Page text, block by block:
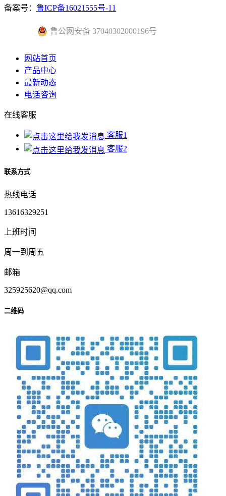
备案号： 鲁ICP备16021555号-11
鲁公网安备 37040302000196号
网站首页
产品中心
最新动态
电话咨询
在线客服
客服1
客服2
联系方式
热线电话
13616329251
上班时间
周一到周五
邮箱
325925620@qq.com
二维码